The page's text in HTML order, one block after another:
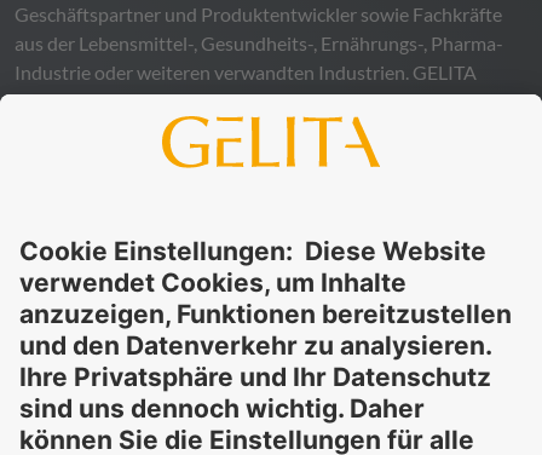
Geschäftspartner und Produktentwickler sowie Fachkräfte
aus der Lebensmittel-, Gesundheits-, Ernährungs-, Pharma-
Industrie oder weiteren verwandten Industrien. GELITA
übernimmt keinerlei Gewähr – weder ausdrücklich noch
stillschweigend – für die Richtigkeit, Verlässlichkeit oder
Vollständigkeit der bereitgestellten Informationen und
Informationen ergeben könnte. Die Verwendung der
Informationen erfolgt auf eigenes Risiko und in eigener
Verantwortung.
Diese Erklärung entbindet Sie nicht von der Pflicht, eigene
Eignungsprüfungen und Tests durchzuführen, sowie alle
geltenden gesetzlichen Vorschriften einzuhalten und Rechte
Dritter zu respektieren. Die beschriebenen Produkte und